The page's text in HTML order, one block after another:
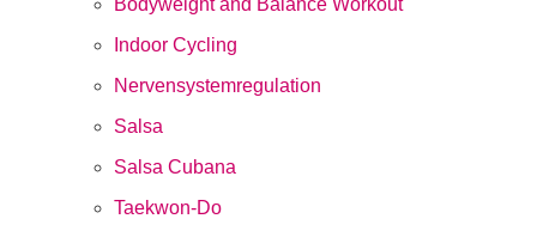
Bodyweight and Balance Workout
Indoor Cycling
Nervensystemregulation
Salsa
Salsa Cubana
Taekwon-Do